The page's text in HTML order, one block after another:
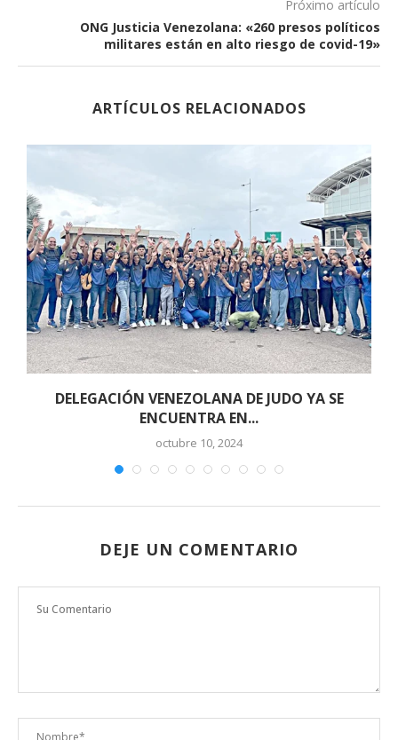
Próximo artículo
ONG Justicia Venezolana: «260 presos políticos
militares están en alto riesgo de covid-19»
ARTÍCULOS RELACIONADOS
DELEGACIÓN VENEZOLANA DE JUDO YA SE
ENCUENTRA EN...
octubre 10, 2024
DEJE UN COMENTARIO